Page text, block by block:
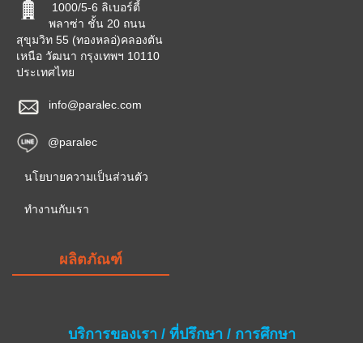
1000/5-6 ลิเบอร์ตี้
พลาซ่า ชั้น 20 ถนน
สุขุมวิท 55 (ทองหลอ่)คลองตัน
เหนือ วัฒนา กรุงเทพฯ 10110
ประเทศไทย
info@paralec.com
@paralec
นโยบายความเป็นส่วนตัว
ทำงานกับเรา
ผลิตภัณฑ์
บริการของเรา / ที่ปรึกษา / การศึกษา